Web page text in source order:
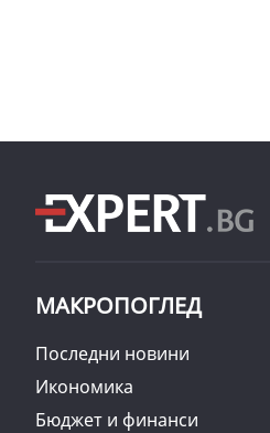
МАКРОПОГЛЕД
Последни новини
Икономика
Бюджет и финанси